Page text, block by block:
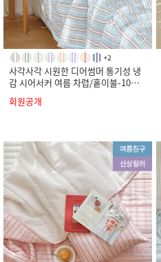
사각사각 시원한 디어썸머 통기성 냉
감 시어서커 여름 차렵/홑이불-10컬
러(SS/Q/K)
회원공개